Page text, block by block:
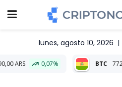
lunes, agosto 10, 2026 |
0,07% 772.658,17 BOB